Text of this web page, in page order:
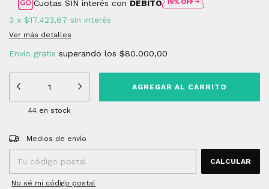
Cuotas SIN interés con DÉBITO
3 x $17.423,67 sin interés
Ver más detalles
Envío gratis superando los $80.000,00
44en stock
Entregas para el CP:
Medios de envío
CALCULAR
No sé mi código postal